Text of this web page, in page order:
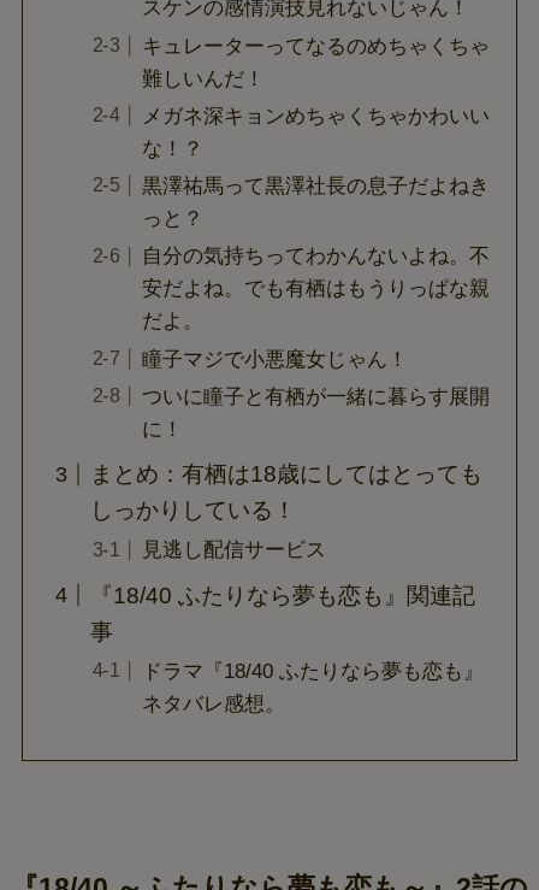
スケンの感情演技見れないじゃん！
キュレーターってなるのめちゃくちゃ
難しいんだ！
メガネ深キョンめちゃくちゃかわいい
な！？
黒澤祐馬って黒澤社長の息子だよねき
っと？
自分の気持ちってわかんないよね。不
安だよね。でも有栖はもうりっぱな親
だよ。
瞳子マジで小悪魔女じゃん！
ついに瞳子と有栖が一緒に暮らす展開
に！
まとめ：有栖は18歳にしてはとっても
しっかりしている！
見逃し配信サービス
『18/40 ふたりなら夢も恋も』関連記
事
ドラマ『18/40 ふたりなら夢も恋も』
ネタバレ感想。